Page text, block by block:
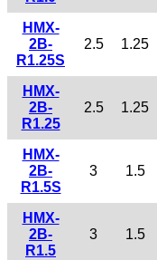
HMX-
2B-
R1.25S
2.5 1.25
HMX-
2B-
R1.25
2.5 1.25
HMX-
2B-
R1.5S
3 1.5
HMX-
2B-
R1.5
3 1.5